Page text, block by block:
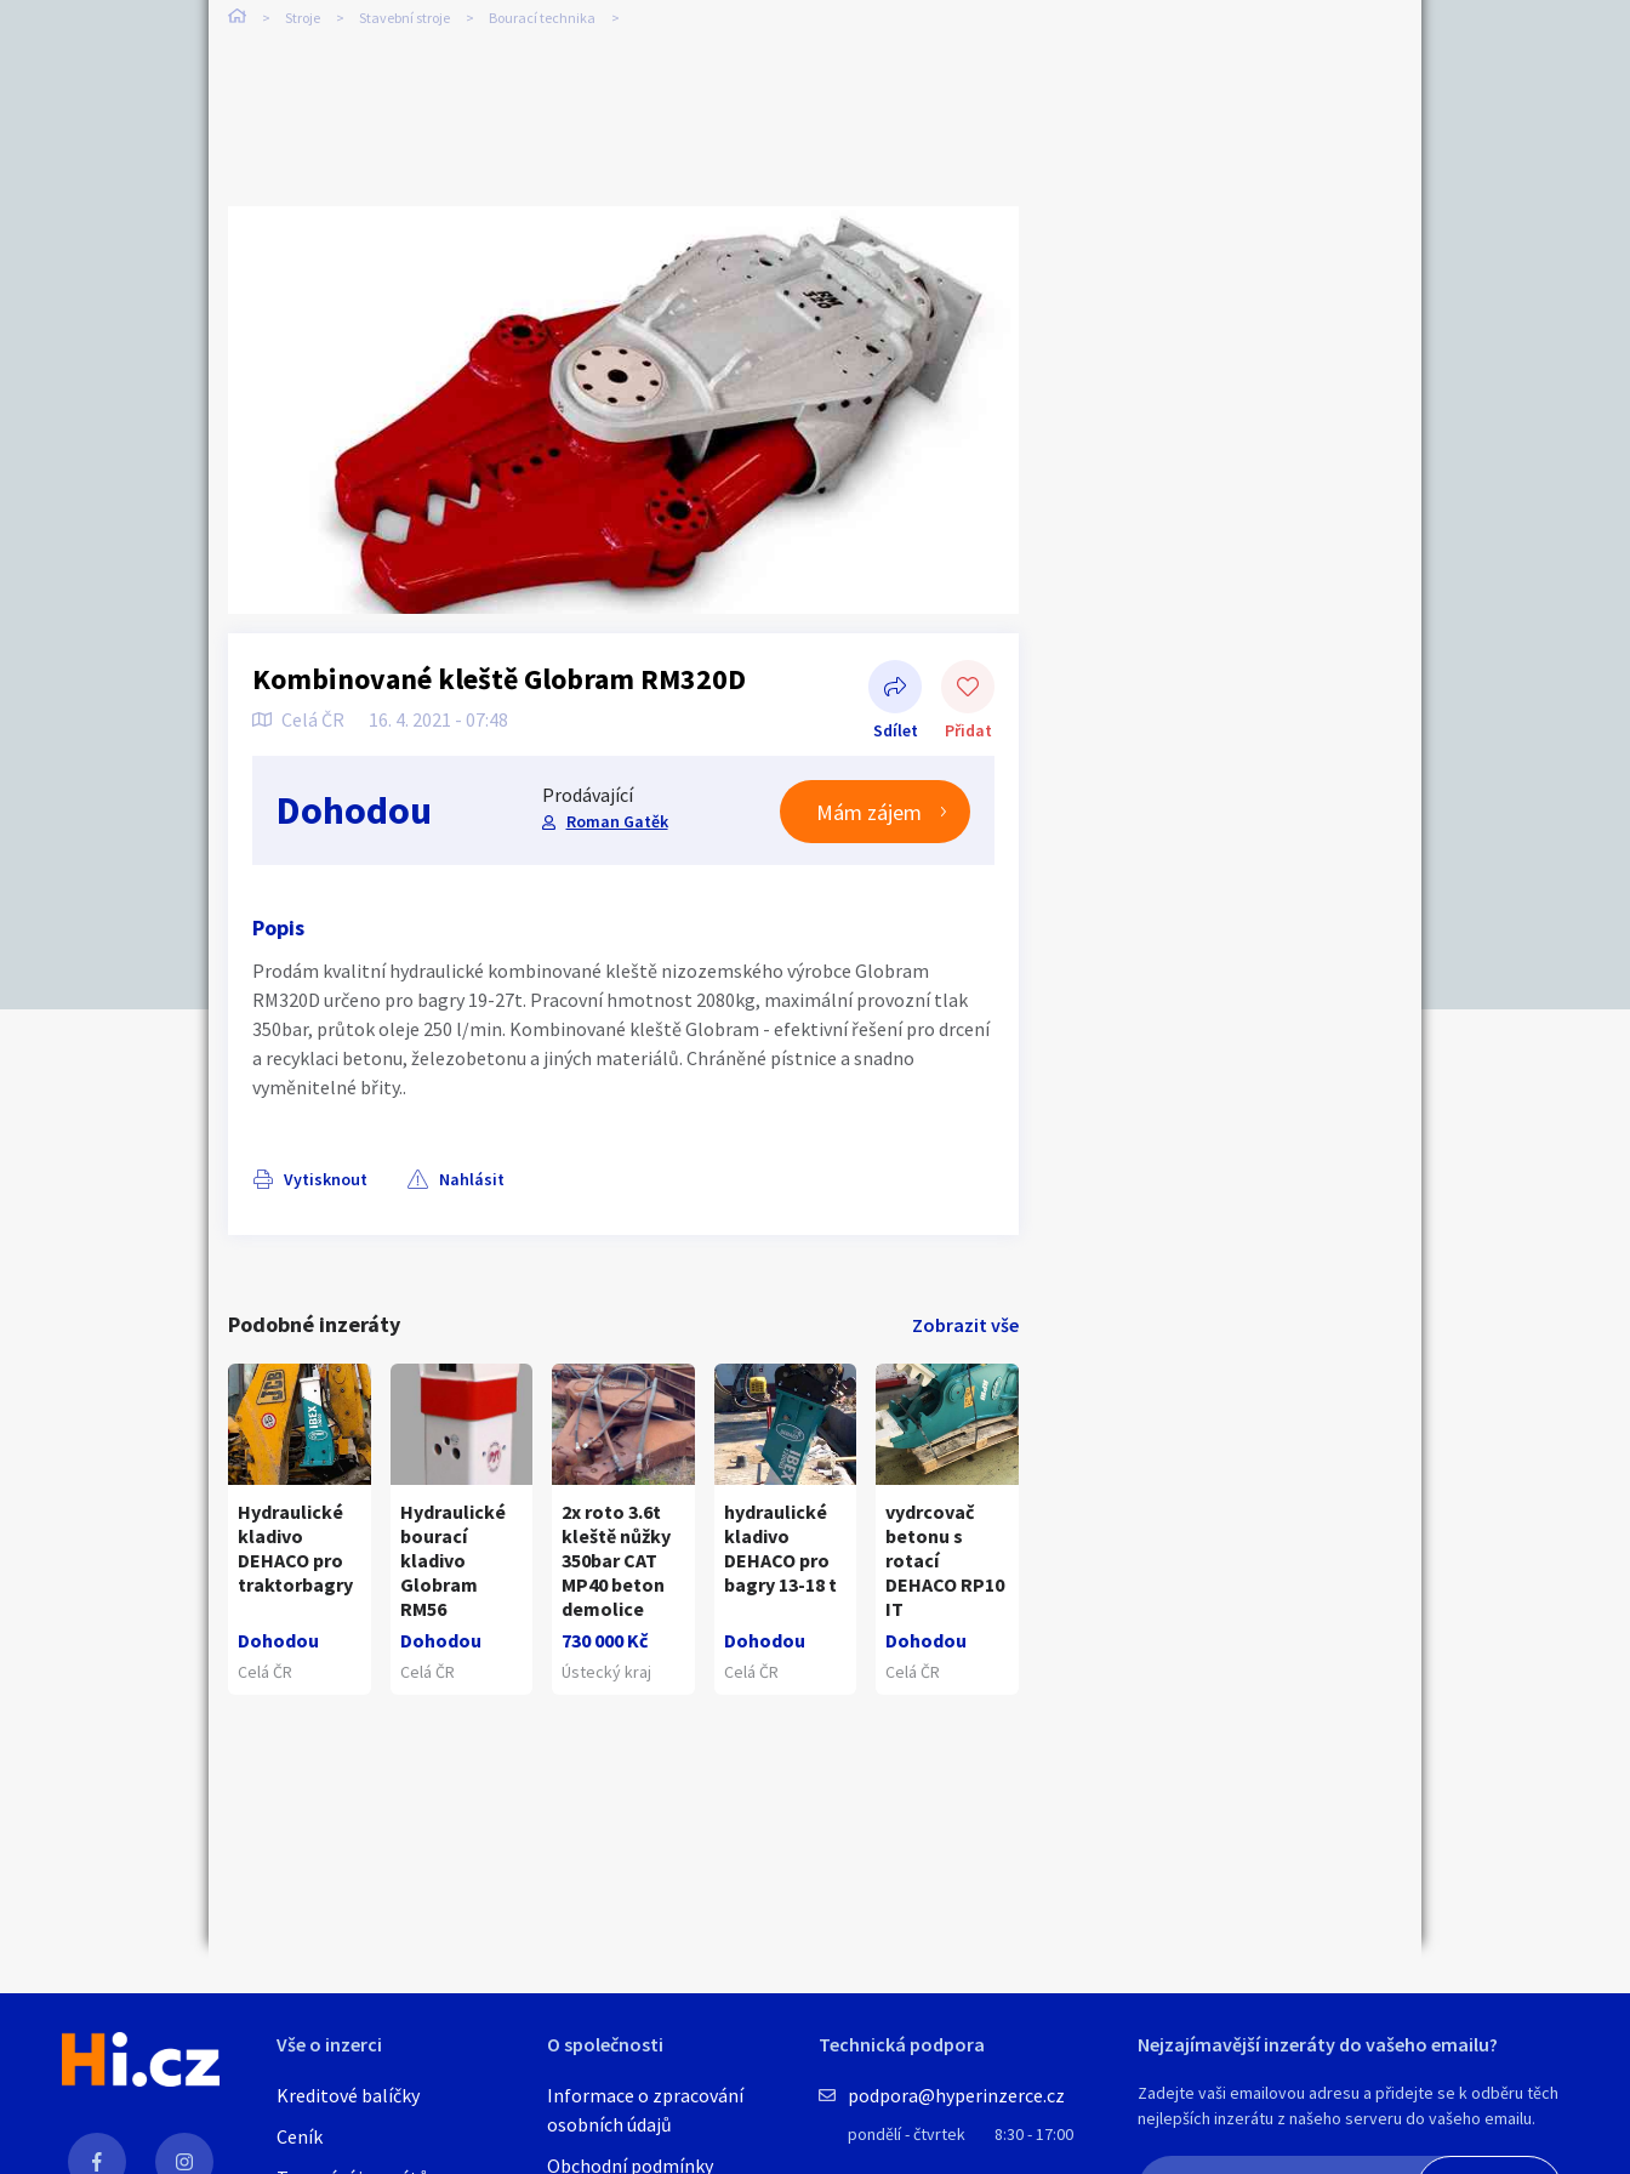
Stroje Stavební stroje Bourací technika
Kombinované kleště Globram RM320D
Celá ČR 16. 4. 2021 - 07:48 Sdílet Přidat
Sdílet na Facebooku
Dohodou Prodávající
Roman Gatěk Mám zájem
Popis
Prodám kvalitní hydraulické kombinované kleště nizozemského výrobce Globram
RM320D určeno pro bagry 19-27t. Pracovní hmotnost 2080kg, maximální provozní tlak
350bar, průtok oleje 250 l/min. Kombinované kleště Globram - efektivní řešení pro drcení
a recyklaci betonu, železobetonu a jiných materiálů. Chráněné pístnice a snadno
vyměnitelné břity..
Vytisknout Nahlásit
Podobné inzeráty Zobrazit vše
Hydraulické
kladivo
DEHACO pro
traktorbagry
Dohodou
Celá ČR
Hydraulické
bourací
kladivo
Globram
RM56
Dohodou
Celá ČR
2x roto 3.6t
kleště nůžky
350bar CAT
MP40 beton
demolice
730 000 Kč
Ústecký kraj
hydraulické
kladivo
DEHACO pro
bagry 13-18 t
Dohodou
Celá ČR
vydrcovač
betonu s
rotací
DEHACO RP10
IT
Dohodou
Celá ČR
Vše o inzerci
Kreditové balíčky
Ceník
O společnosti
Informace o zpracování
osobních údajů
Obchodní podmínky
Technická podpora
podpora@hyperinzerce.cz
pondělí - čtvrtek 8:30 - 17:00
Nejzajímavější inzeráty do vašeho emailu?
Zadejte vaši emailovou adresu a přidejte se k odběru těch
nejlepších inzerátu z našeho serveru do vašeho emailu.